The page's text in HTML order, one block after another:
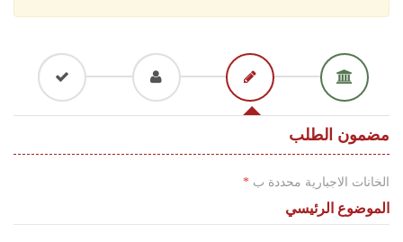
أرقام الشكايات
اللغة
Français
مضمون الطلب
الخانات الاجبارية محددة ب *
الموضوع الرئيسي